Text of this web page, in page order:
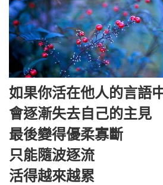
如果你活在他人的言語
會逐漸失去自己的主見
最後變得優柔寡斷
只能隨波逐流
活得越來越累